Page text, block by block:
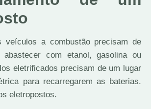
veículos a combustão precisam de
com etanol, gasolina ou
eletrificados precisam de um lugar
para recarregarem as baterias.
eletropostos.